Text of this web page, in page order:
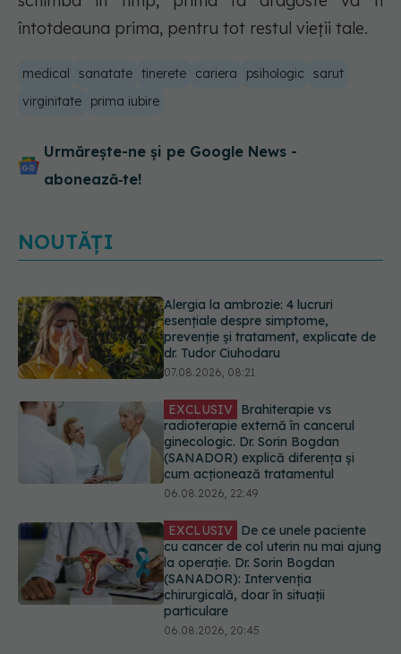
întotdeauna prima, pentru tot restul vieții tale.
medical sanatate tinerete cariera psihologic
sarut
virginitate
prima iubire
Urmărește-ne și pe Google News -
abonează‑te!
NOUTĂȚI
EXCLUSIV Brahiterapie vs
radioterapie externă în cancerul
ginecologic. Dr. Sorin Bogdan
(SANADOR) explică diferența și
cum acționează tratamentul
EXCLUSIV De ce unele paciente
cu cancer de col uterin nu mai ajung
la operație. Dr. Sorin Bogdan
(SANADOR): Intervenția
chirurgicală, doar în situații
06.08.2026, 20:45
Alertă în Europa după un nou caz
de hantavirus Anzi, singura tulpină
care se transmite de la om la om
06.08.2026, 20:06